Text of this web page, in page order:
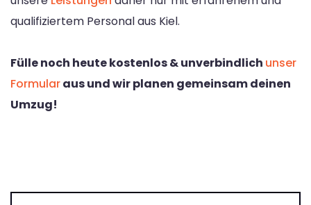
qualifiziertem Personal aus Kiel.
Fülle noch heute kostenlos & unverbindlich unser
Formularaus und wir planen gemeinsam deinen
Umzug!